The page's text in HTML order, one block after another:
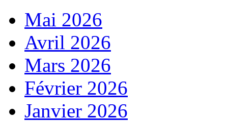
Mai 2026
Avril 2026
Mars 2026
Février 2026
Janvier 2026